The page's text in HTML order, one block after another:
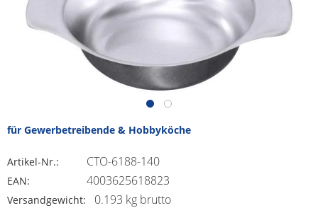
für Gewerbetreibende & Hobbyköche
Artikel-Nr.: CTO-6188-140
EAN: 4003625618823
Versandgewicht: 0.193 kg brutto